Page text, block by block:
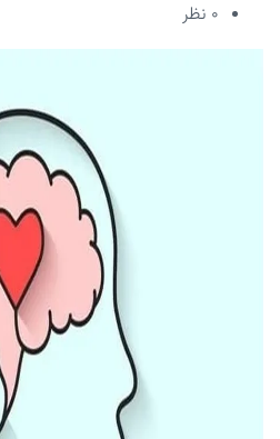
۰ نظر